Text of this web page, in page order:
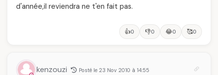
d'année,il reviendra ne t'en fait pas.
👍0 👎0 😂0 🥰0
kenzouzi Posté le 23 Nov 2010 à 14:55